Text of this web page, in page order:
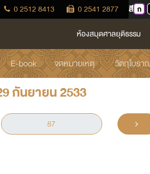
0 2512 8413 0 2541 2877 สี ก
ห้องสมุดศาลยุติธรรม
E-book จดหมายเหตุ วัตถุโบรา
กันยายน 2533